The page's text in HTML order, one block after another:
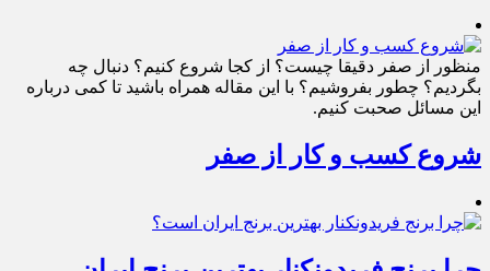
منظور از صفر دقیقا چیست؟ از کجا شروع کنیم؟ دنبال چه
بگردیم؟ چطور بفروشیم؟ با این مقاله همراه باشید تا کمی درباره
این مسائل صحبت کنیم.
شروع کسب و کار از صفر